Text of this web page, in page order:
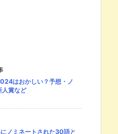
はおかしい？予想・ノ
人賞など
ノミネートされた30語と